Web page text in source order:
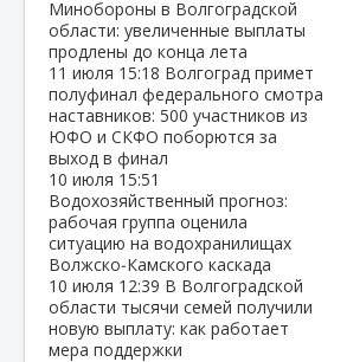
Минобороны в Волгоградской
области: увеличенные выплаты
продлены до конца лета
11 июля 15:18 Волгоград примет
полуфинал федерального смотра
наставников: 500 участников из
ЮФО и СКФО поборются за
выход в финал
10 июля 15:51
Водохозяйственный прогноз:
рабочая группа оценила
ситуацию на водохранилищах
Волжско‑Камского каскада
10 июля 12:39 В Волгоградской
области тысячи семей получили
новую выплату: как работает
мера поддержки